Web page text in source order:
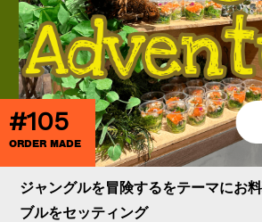
#105
ORDER MADE
ジャングルを冒険するをテーマにお
ブルをセッティング